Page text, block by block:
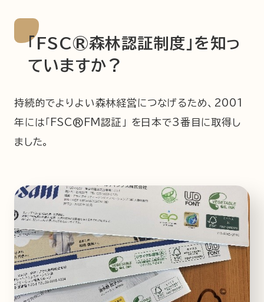
「FSC®森林認証制度」を知っ
ていますか？
持続的でよりよい森林経営につなげるため、2001
年には「FSC®FM認証」 を日本で3番目に取得し
ました。